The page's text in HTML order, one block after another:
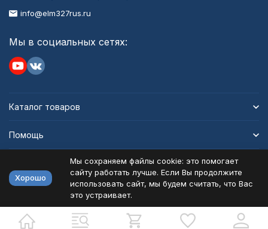
info@elm327rus.ru
Мы в социальных сетях:
Каталог товаров
Помощь
Политика персональных данных
Разработано в bodysite.ru
Хорошо
Мы сохраняем файлы cookie: это помогает
сайту работать лучше. Если Вы продолжите
использовать сайт, мы будем считать, что Вас
это устраивает.